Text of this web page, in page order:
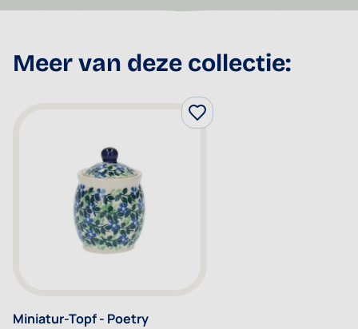
Meer van deze collectie:
Miniatur-Topf - Poetry